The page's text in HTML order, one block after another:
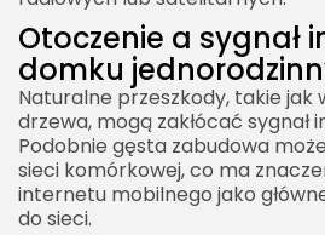
Otoczenie a sygnał
domku
Naturalne przeszkody, takie jak
drzewa, mogą zakłócać sygnał
Podobnie gęsta zabudowa
sieci komórkowej, co ma
internetu mobilnego jako
do sieci.